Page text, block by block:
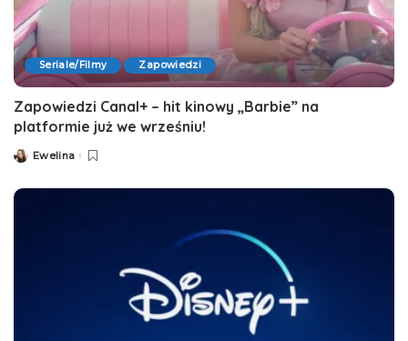
Seriale/Filmy Zapowiedzi
Zapowiedzi Canal+ – hit kinowy „Barbie” na
platformie już we wrześniu!
PostedEwelina